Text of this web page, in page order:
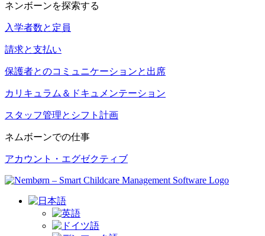
ネンボーンを探索する
入学者数と定員
請求と支払い
保護者とのコミュニケーションと出席
カリキュラム＆ドキュメンテーション
スタッフ管理とシフト計画
ネムボーンでの仕事
アカウント・エグゼクティブ